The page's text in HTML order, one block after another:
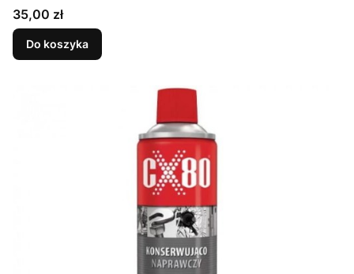
Cena
35,00 zł
Do koszyka